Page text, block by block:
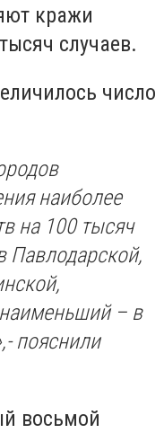
кражи
случаев.
число
наиболее
на 100 тысяч
Павлодарской,
– в
пояснили
восьмой